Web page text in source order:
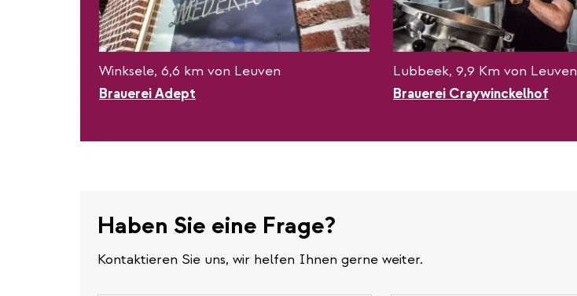
Winksele, 6,6 km von Leuven
Brauerei Adept
Lubbeek, 9,9 Km von Leuven
Brauerei Craywinckelhof
Haben Sie eine Frage?
Kontaktieren Sie uns, wir helfen Ihnen gerne weiter.